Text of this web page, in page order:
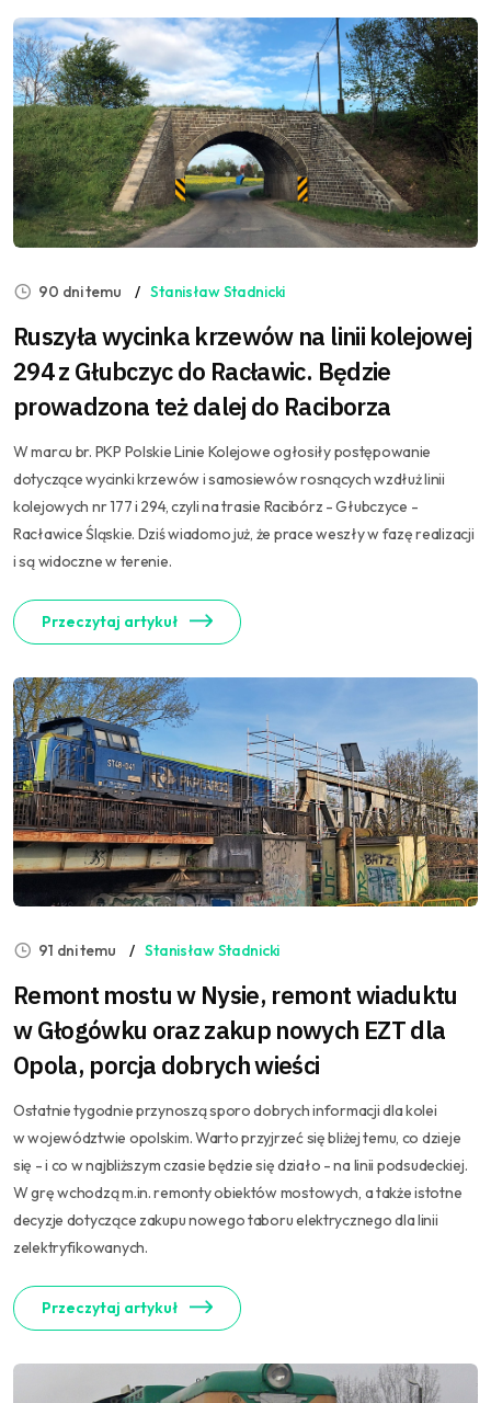
90 dni temu Stanisław Stadnicki
Ruszyła wycinka krzewów na linii kolejowej
294 z Głubczyc do Racławic. Będzie
prowadzona też dalej do Raciborza
W marcu br. PKP Polskie Linie Kolejowe ogłosiły postępowanie
dotyczące wycinki krzewów i samosiewów rosnących wzdłuż linii
kolejowych nr 177 i 294, czyli na trasie Racibórz - Głubczyce -
Racławice Śląskie. Dziś wiadomo już, że prace weszły w fazę realizacji
i są widoczne w terenie.
Przeczytaj artykuł
91 dni temu Stanisław Stadnicki
Remont mostu w Nysie, remont wiaduktu
w Głogówku oraz zakup nowych EZT dla
Opola, porcja dobrych wieści
Ostatnie tygodnie przynoszą sporo dobrych informacji dla kolei
w województwie opolskim. Warto przyjrzeć się bliżej temu, co dzieje
się - i co w najbliższym czasie będzie się działo - na linii podsudeckiej.
W grę wchodzą m.in. remonty obiektów mostowych, a także istotne
decyzje dotyczące zakupu nowego taboru elektrycznego dla linii
zelektryfikowanych.
Przeczytaj artykuł